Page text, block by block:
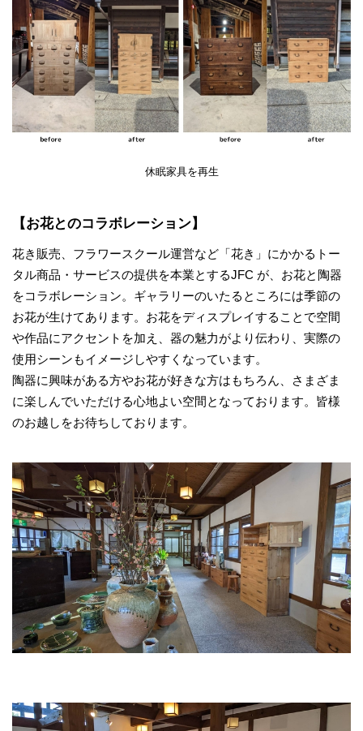
休眠家具を再生
【お花とのコラボレーション】
花き販売、フラワースクール運営など「花き」にかかるトー
タル商品・サービスの提供を本業とするJFC が、お花と陶器
をコラボレーション。ギャラリーのいたるところには季節の
お花が生けてあります。お花をディスプレイすることで空間
や作品にアクセントを加え、器の魅力がより伝わり、実際の
使用シーンもイメージしやすくなっています。
陶器に興味がある方やお花が好きな方はもちろん、さまざま
に楽しんでいただける心地よい空間となっております。皆様
のお越しをお待ちしております。